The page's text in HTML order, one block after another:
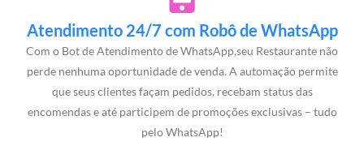
Atendimento 24/7 com Robô de WhatsApp
Com o Bot de Atendimento de WhatsApp,seu Restaurante não
perde nenhuma oportunidade de venda. A automação permite
que seus clientes façam pedidos, recebam status das
encomendas e até participem de promoções exclusivas – tudo
pelo WhatsApp!